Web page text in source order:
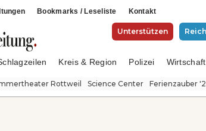
Bookmarks / Leseliste Kontakt
Unterstützen
Kreis & Region Polizei Wirtschaft
Rottweil Science Center Ferienzauber